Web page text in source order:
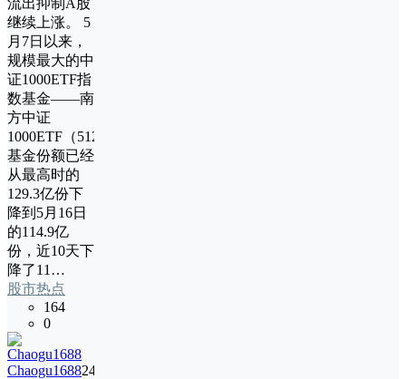
流出抑制A股
继续上涨。 5
月7日以来，
规模最大的中
证1000ETF指
数基金——南
方中证
1000ETF（512100）
基金份额已经
从最高时的
129.3亿份下
降到5月16日
的114.9亿
份，近10天下
降了11…
股市热点
164
0
Chaogu168824